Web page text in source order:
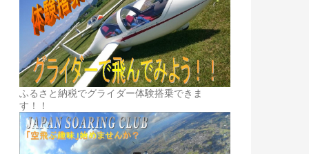
ふるさと納税でグライダー体験搭乗できま
す！！